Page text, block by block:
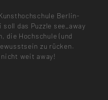
Berlin-
das Puzzle see_away
die Hochschule (und
zu rücken.
weit away!